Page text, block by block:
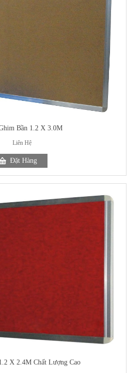
Bần 1.2 X 3.0M
Liên Hệ
X 2.4M Chất Lượng Cao